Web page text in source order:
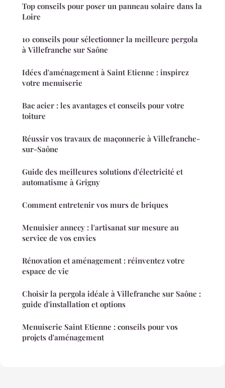
Top conseils pour poser un panneau solaire dans la
Loire
10 conseils pour sélectionner la meilleure pergola
à Villefranche sur Saône
Idées d'aménagement à Saint Etienne : inspirez
votre menuiserie
Bac acier : les avantages et conseils pour votre
toiture
Réussir vos travaux de maçonnerie à Villefranche-
sur-Saône
Guide des meilleures solutions d'électricité et
automatisme à Grigny
Comment entretenir vos murs de briques
Menuisier annecy : l'artisanat sur mesure au
service de vos envies
Rénovation et aménagement : réinventez votre
espace de vie
Choisir la pergola idéale à Villefranche sur Saône :
guide d'installation et options
Menuiserie Saint Etienne : conseils pour vos
projets d'aménagement